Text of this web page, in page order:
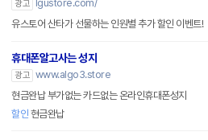
광고
lgustore.com/
유스토어 산타가 선물하는 인원별 추가 할인 이벤트!
휴대폰알고사는 성지
광고 www.algo3.store
현금완납 부가없는 카드없는 온라인휴대폰성지
할인 현금완납